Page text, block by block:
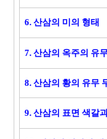
6. 산삼의 미의 형태
7. 산삼의 옥주의 유
8. 산삼의 황의 유무
9. 산삼의 표면 색갈